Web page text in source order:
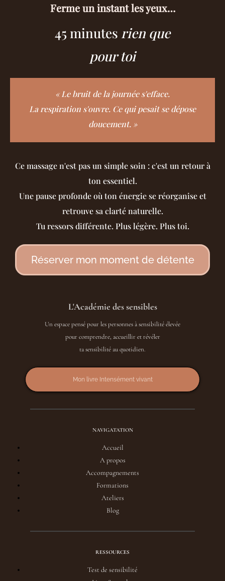
Ferme un instant les yeux…
45 minutes rien que
pour toi
« Le bruit de la journée s'efface.
La respiration s'ouvre. Ce qui pesait se dépose
doucement. »
Ce massage n'est pas un simple soin : c'est un retour à
ton essentiel.
Une pause profonde où ton énergie se réorganise et
retrouve sa clarté naturelle.
Tu ressors différente. Plus légère. Plus toi.
Réserver mon moment de détente
L'Académie des sensibles
Un espace pensé pour les personnes à sensibilité élevée
pour comprendre, accueillir et révéler
ta sensibilité au quotidien.
Mon livre Intensément vivant
NAVIGATATION
Accueil
A propos
Accompagnements
Formations
Ateliers
Blog
RESSOURCES
Test de sensibilité